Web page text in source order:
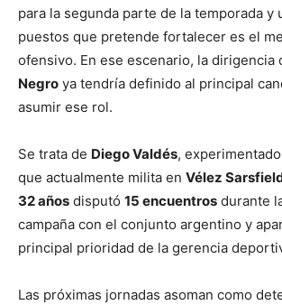
para la segunda parte de la temporada y
puestos que pretende fortalecer es el
ofensivo. En ese escenario, la dirigencia
Negro ya tendría definido al principal
asumir ese rol.
Se trata de Diego Valdés,
que actualmente milita en Vélez
32 años disputó 15 encuentros durante
campaña con el conjunto argentino y
principal prioridad de la gerencia
Las próximas jornadas asoman como